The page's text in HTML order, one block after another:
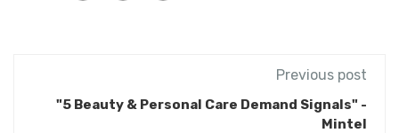
Previous post
"5 Beauty & Personal Care Demand Signals" -
Mintel